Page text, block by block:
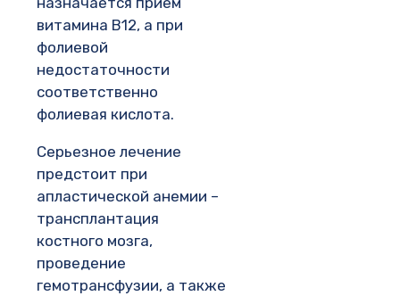
витамина В12, а при
фолиевой
недостаточности
соответственно
фолиевая кислота.
Серьезное лечение
предстоит при
апластической анемии –
трансплантация
костного мозга,
проведение
гемотрансфузии, а также